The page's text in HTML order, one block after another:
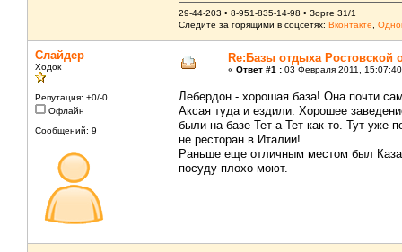
29-44-203 • 8-951-835-14-98 • Зорге 31/1
Следите за горящими в соцсетях: Вконтакте
Слайдер
Ходок
Репутация: +0/-0
Офлайн
Сообщений: 9
Re:Базы отдыха Ростовской
« Ответ #1 : 03 Февраля 2011,
Лебердон - хорошая база! Она почти
Аксая туда и ездили. Хорошее
были на базе Тет-а-Тет как-то. Тут уже
не ресторан в Италии!
Раньше еще отличным местом был
посуду плохо моют.